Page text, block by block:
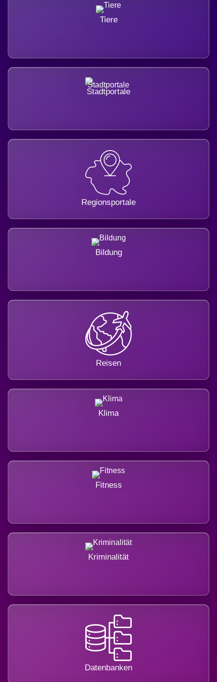
Tiere
Stadtportale
Regionsportale
Bildung
Reisen
Klima
Fitness
Kriminalität
Datenbanken